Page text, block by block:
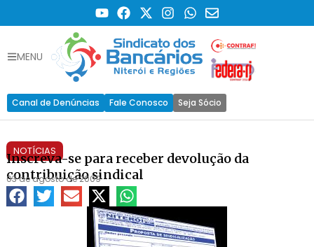
MENU
Canal de Denúncias Fale Conosco Seja Sócio
NOTÍCIAS
Inscreva-se para receber devolução da
contribuição sindical
03 de agosto de 2009